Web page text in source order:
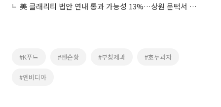
美 클래리티 법안 연내 통과 가능성 13%…상원 문턱서 제동
#K푸드 #젠슨황 #부창제과 #호두과자
#엔비디아